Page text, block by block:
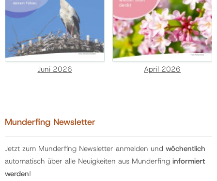
Juni 2026 April 2026
Munderfing Newsletter
Jetzt zum Munderfing Newsletter anmelden und wöchentlich
automatisch über alle Neuigkeiten aus Munderfing informiert
werden!